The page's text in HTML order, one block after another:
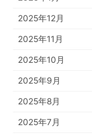
2025年12月
2025年11月
2025年10月
2025年9月
2025年8月
2025年7月